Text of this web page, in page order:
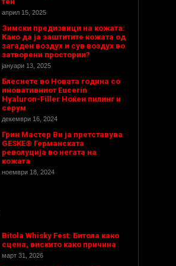
април 15, 2025
Зимски предизвици на кожата:
Како да ја заштитите кожата од
загаден воздух и сув воздух во
затворени простории?
јануари 13, 2025
Блеснете во Новата година со
иновативниот Eucerin
Hyaluron-Filler Ноќен пилинг и
серум
декември 16, 2024
Грин Мастер Ви ја претставува
GESKE® Германската
револуција во негата на
кожата
ноември 18, 2024
Bitola Whisky Fest: Битола како
сцена, вискито како причина
март 31, 2026